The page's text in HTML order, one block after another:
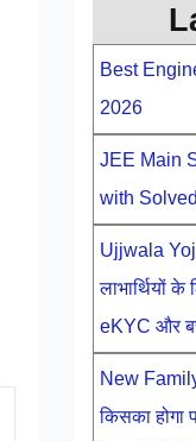
Best
2026
JEE Main
with
Ujjwala
लाभार्थियों
eKYC और
New
किसका होगा